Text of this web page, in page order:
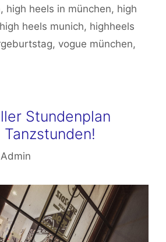
, high heels in münchen, high
high heels munich, highheels
, vogue münchen,
Stundenplan
Admin